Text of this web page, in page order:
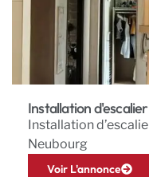
Installation
Installation
Neubourg
Voir L'annonce